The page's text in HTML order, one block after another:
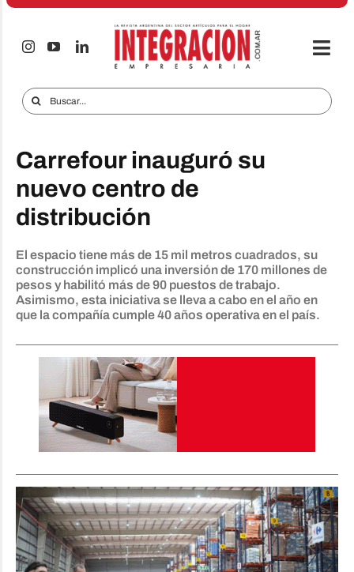
Saltar
Audio & TV
iTECNO
Celulares
Informes Especiales
Anuncie
Buscar:
Carrefour inauguró su
nuevo centro de
distribución
El espacio tiene más de 15 mil metros cuadrados, su
construcción implicó una inversión de 170 millones de
pesos y habilitó más de 90 puestos de trabajo.
Asimismo, esta iniciativa se lleva a cabo en el año en
que la compañía cumple 40 años operativa en el país.